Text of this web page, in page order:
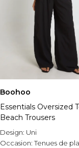
Boohoo
Essentials Oversized
Beach Trousers
Design: Uni
Occasion:Tenues de